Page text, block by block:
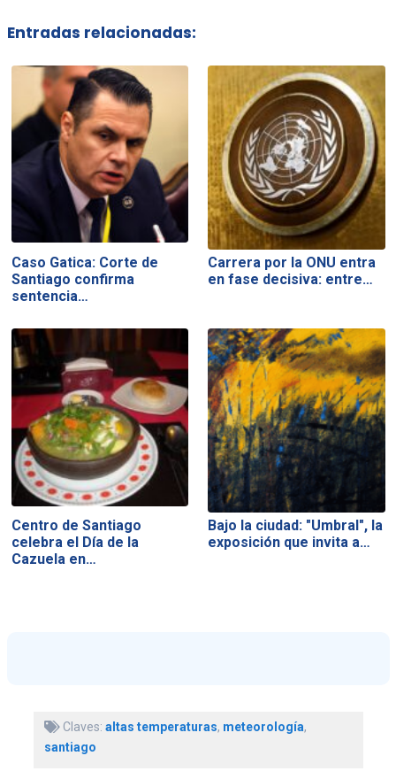
Entradas relacionadas:
Caso Gatica: Corte de
Santiago confirma
sentencia…
Carrera por la ONU entra
en fase decisiva: entre…
Centro de Santiago
celebra el Día de la
Cazuela en…
Bajo la ciudad: "Umbral", la
exposición que invita a…
Claves: altas temperaturas, meteorología,
santiago